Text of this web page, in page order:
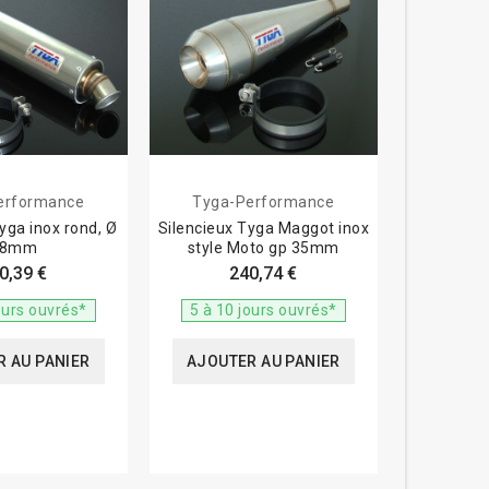
pour moto
votre collecteur d'échappement existant ou
non-homologué pour profiter pleinement des
(nuisances).
formes (ronde, ovale, hexagonale) et
de votre moto.
inox rond, Ø
€
ouvrés*
AU PANIER
Tyga-Performance
Silencieux Tyga Maggot inox
style Moto gp 35mm
240,74 €
5 à 10 jours ouvrés*
AJOUTER AU PANIER